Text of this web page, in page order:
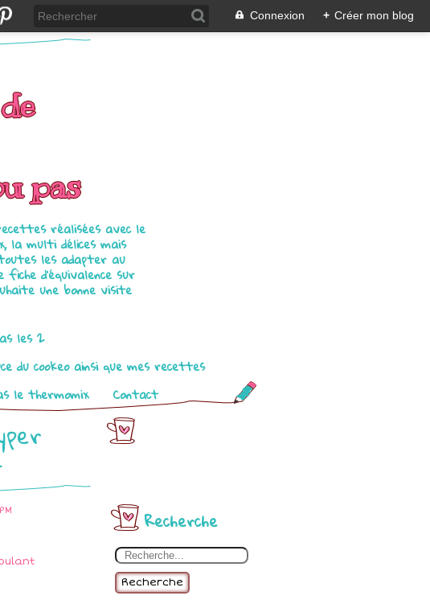
Connexion + Créer mon blog
pas
réalisées avec le
la multi délices mais
les adapter au
d'équivalence sur
une bonne visite
les 2
du cookeo ainsi que mes recettes
le thermomix Contact
Recherche
Recherche